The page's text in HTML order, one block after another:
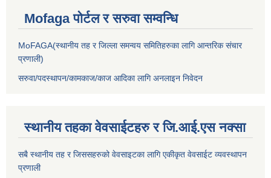
Mofaga पोर्टल र सरुवा सम्वन्धि
MoFAGA(स्थानीय तह र जिल्ला समन्वय समितिहरुका लागि आन्तरिक संचार
प्रणाली)
सरुवा/पदस्थापन/कामकाज/काज आदिका लागि अनलाइन निवेदन
स्थानीय तहका वेवसाईटहरु र जि.आई.एस नक्सा
सबै स्थानीय तह र जिससहरुको वेवसाइटका लागि एकीकृत वेवसाईट व्यवस्थापन
प्रणाली